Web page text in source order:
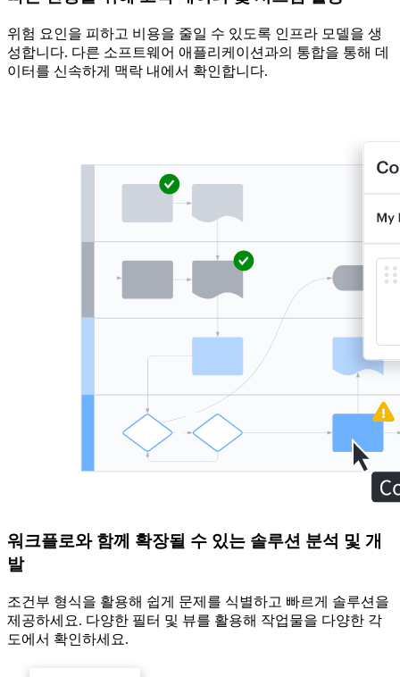
위험 요인을 피하고 비용을 줄일 수 있도록 인프라 모델을 생
성합니다. 다른 소프트웨어 애플리케이션과의 통합을 통해 데
이터를 신속하게 맥락 내에서 확인합니다.
워크플로와 함께 확장될 수 있는 솔루션 분석 및 개
발
조건부 형식을 활용해 쉽게 문제를 식별하고 빠르게 솔루션을
제공하세요. 다양한 필터 및 뷰를 활용해 작업물을 다양한 각
도에서 확인하세요.